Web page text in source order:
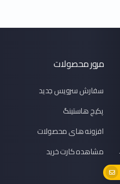
مرور محصولات
سفارش سرویس جدید
پکیج هاستینگ
افزونه های محصولات
مشاهده کارت خرید